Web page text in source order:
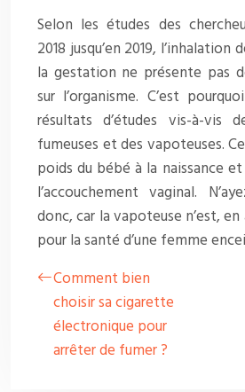
Selon les études des
2018 jusqu’en 2019,
la gestation ne présente pas
sur l’organisme. C’est
résultats d’études vis-à-vis
fumeuses et des vapoteuses.
poids du bébé à la naissance
l’accouchement vaginal.
donc, car la vapoteuse n’est, en
pour la santé d’une femme
Comment bien
choisir sa cigarette
électronique pour
arrêter de fumer ?